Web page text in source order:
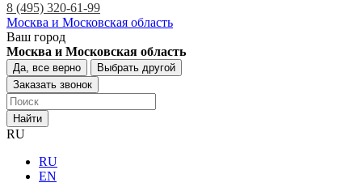
8 (495) 320-61-99
Москва и Московская область
Ваш город
Москва и Московская область
Да, все верно
Выбрать другой
Заказать звонок
Найти
RU
RU
EN